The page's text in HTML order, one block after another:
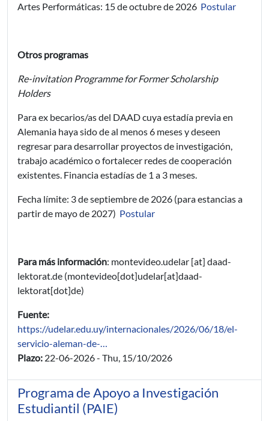
Artes Performáticas: 15 de octubre de 2026 Postular
Otros programas
Re-invitation Programme for Former Scholarship
Holders
Para ex becarios/as del DAAD cuya estadía previa en
Alemania haya sido de al menos 6 meses y deseen
regresar para desarrollar proyectos de investigación,
trabajo académico o fortalecer redes de cooperación
existentes. Financia estadías de 1 a 3 meses.
Fecha límite: 3 de septiembre de 2026 (para estancias a
partir de mayo de 2027) Postular
Para más información: montevideo.udelar [at] daad-
lektorat.de (montevideo[dot]udelar[at]daad-
lektorat[dot]de)
Fuente:
https://udelar.edu.uy/internacionales/2026/06/18/el-
servicio-aleman-de-…
Plazo: 22-06-2026- Thu, 15/10/2026
Programa de Apoyo a Investigación
Estudiantil (PAIE)